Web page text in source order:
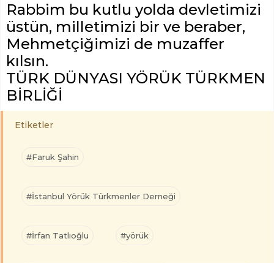
Rabbim bu kutlu yolda devletimizi
üstün, milletimizi bir ve beraber,
Mehmetçiğimizi de muzaffer
kılsın.
TÜRK DÜNYASI YÖRÜK TÜRKMEN
BİRLİĞİ
Etiketler
#Faruk Şahin
#İstanbul Yörük Türkmenler Derneği
#İrfan Tatlıoğlu #yörük